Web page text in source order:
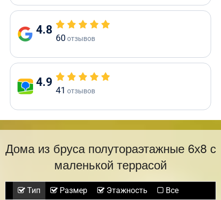
4.8
60отзывов
4.9
41 отзывов
Дома из бруса полутораэтажные 6х8 с
маленькой террасой
Тип Размер Этажность Все